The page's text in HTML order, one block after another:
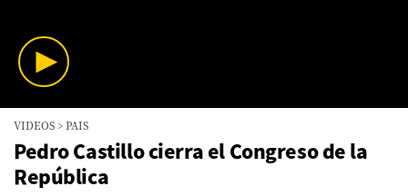
seconds
seconds
VIDEOS >PAIS
Pedro Castillo cierra el Congreso de la
República